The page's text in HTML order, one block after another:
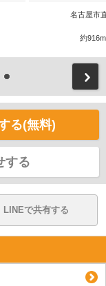
名古屋市
約
る(無料)
する
LINEで共有する